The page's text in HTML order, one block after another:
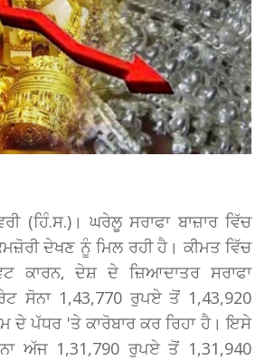
(ਹਿੰ.ਸ.)। ਘਰੇਲੂ ਸਰਾਫਾ ਬਾਜ਼ਾਰ ਵਿੱਚ
ਦੇਖਣ ਨੂੰ ਮਿਲ ਰਹੀ ਹੈ। ਕੀਮਤ ਵਿੱਚ
ਕਾਰਨ, ਦੇਸ਼ ਦੇ ਜ਼ਿਆਦਾਤਰ ਸਰਾਫਾ
ਸੋਨਾ 1,43,770 ਰੁਪਏ ਤੋਂ 1,43,920
ਦੇ ਪੱਧਰ 'ਤੇ ਕਾਰੋਬਾਰ ਕਰ ਰਿਹਾ ਹੈ। ਇਸੇ
ਅੱਜ 1,31,790 ਰੁਪਏ ਤੋਂ 1,31,940